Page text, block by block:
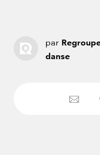
par
danse